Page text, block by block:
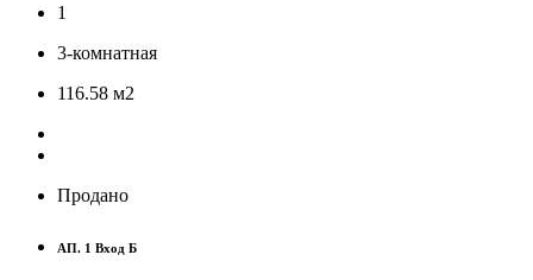
1
3-комнатная
116.58 м2
Продано
АП. 1 Вход Б